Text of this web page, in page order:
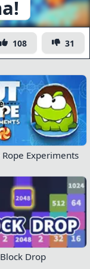
108 31
Rope Experiments
Block Drop